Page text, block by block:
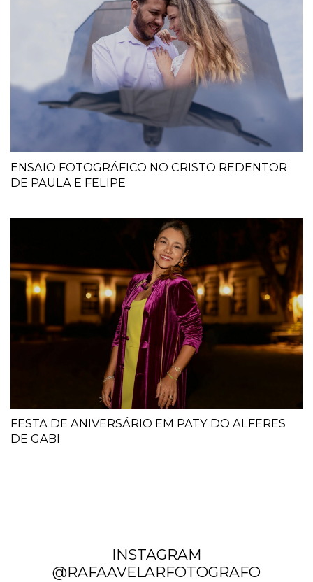
ENSAIO FOTOGRÁFICO NO CRISTO REDENTOR
DE PAULA E FELIPE
FESTA DE ANIVERSÁRIO EM PATY DO ALFERES
DE GABI
INSTAGRAM
@RAFAAVELARFOTOGRAFO